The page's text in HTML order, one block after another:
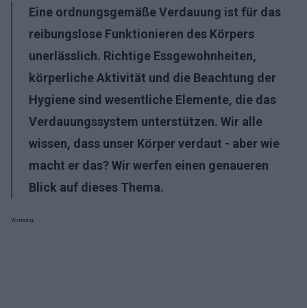
Eine ordnungsgemäße Verdauung ist für das
reibungslose Funktionieren des Körpers
unerlässlich. Richtige Essgewohnheiten,
körperliche Aktivität und die Beachtung der
Hygiene sind wesentliche Elemente, die das
Verdauungssystem unterstützen. Wir alle
wissen, dass unser Körper verdaut - aber wie
macht er das? Wir werfen einen genaueren
Blick auf dieses Thema.
Werbung: